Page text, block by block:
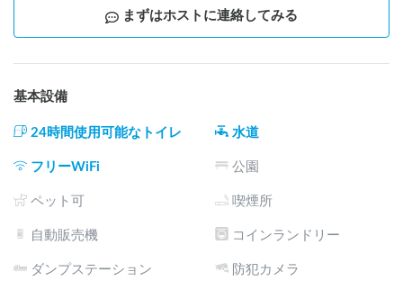
まずはホストに連絡してみる
基本設備
24時間使用可能なトイレ 水道
フリーWiFi 公園
ペット可 喫煙所
自動販売機 コインランドリー
ダンプステーション 防犯カメラ